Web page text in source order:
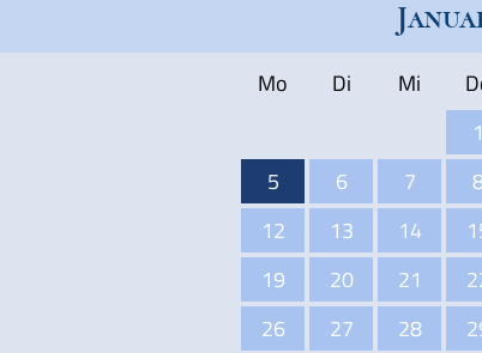
Mo Di Mi
1
5
6 7
12
13 14
19
20 21
26
27 28